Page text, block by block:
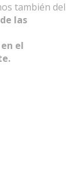
también del
las
el